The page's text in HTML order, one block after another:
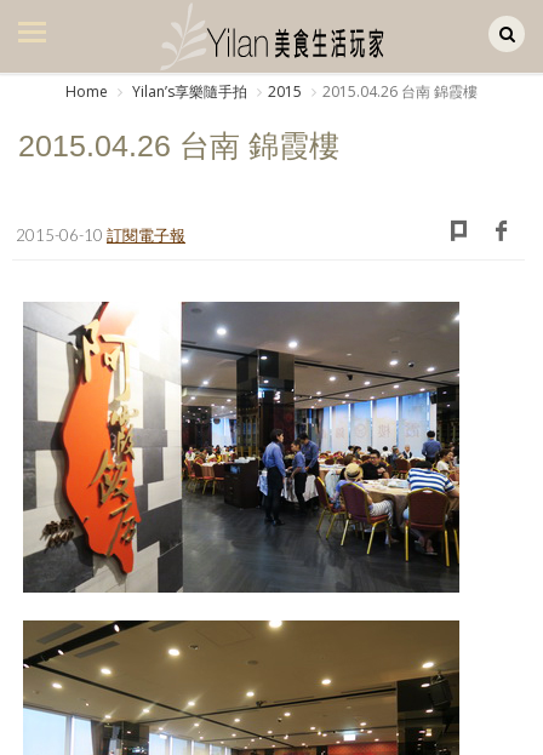
美食集
生活風
書房集
日記簿
餐桌週記
享樂隨手拍
照相簿
影音區
創意出版服務
歷史區
Home Yilanʼs享樂隨手拍 2015 2015.04.26 台南 錦霞樓
2015.04.26 台南 錦霞樓
2015-06-10 訂閱電子報